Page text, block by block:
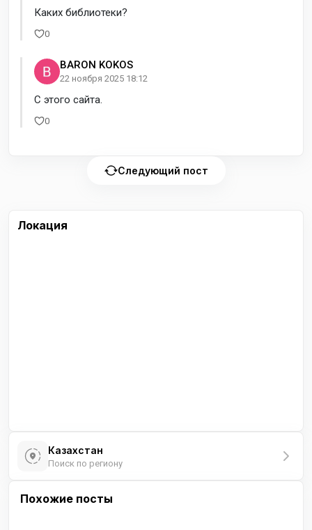
Каких библиотеки?
0
BARON KOKOS
22 ноября 2025 18:12
С этого сайта.
0
Следующий пост
Локация
Казахстан
Поиск по региону
Похожие посты